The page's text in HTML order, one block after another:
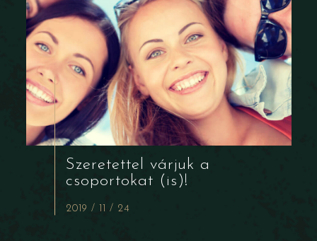
Szeretettel várjuk a
csoportokat (is)!
2019 / 11 / 24